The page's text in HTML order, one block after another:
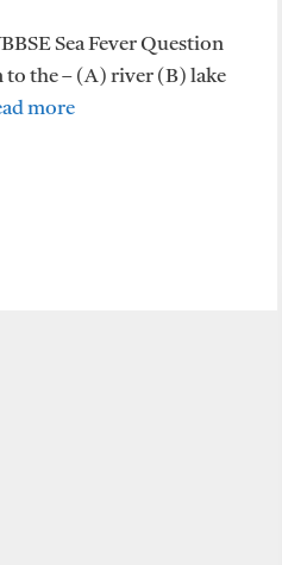
Sea Fever Question
to the – (A) river (B) lake
more